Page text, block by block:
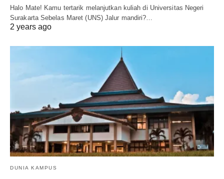
Halo Mate! Kamu tertarik melanjutkan kuliah di Universitas Negeri
Surakarta Sebelas Maret (UNS) Jalur mandiri?…
2 years ago
DUNIA KAMPUS